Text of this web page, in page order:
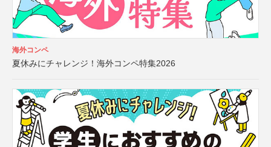
海外コンペ
夏休みにチャレンジ！海外コンペ特集2026